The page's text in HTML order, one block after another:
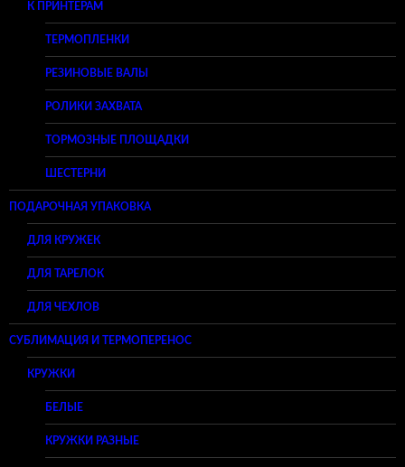
К ПРИНТЕРАМ
ТЕРМОПЛЕНКИ
РЕЗИНОВЫЕ ВАЛЫ
РОЛИКИ ЗАХВАТА
ТОРМОЗНЫЕ ПЛОЩАДКИ
ШЕСТЕРНИ
ПОДАРОЧНАЯ УПАКОВКА
ДЛЯ КРУЖЕК
ДЛЯ ТАРЕЛОК
ДЛЯ ЧЕХЛОВ
СУБЛИМАЦИЯ И ТЕРМОПЕРЕНОС
КРУЖКИ
БЕЛЫЕ
КРУЖКИ РАЗНЫЕ